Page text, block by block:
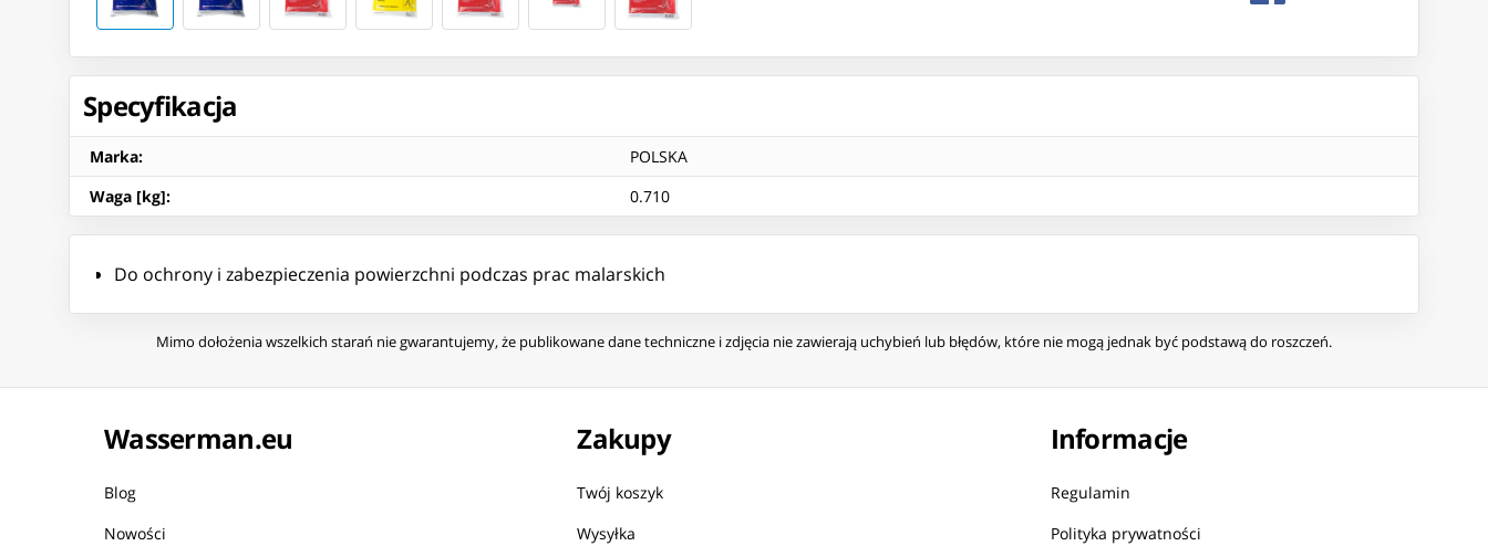
Specyfikacja
Marka:
POLSKA
Waga [kg]: 0.710
Do ochrony i zabezpieczenia powierzchni podczas prac malarskich
Mimo dołożenia wszelkich starań nie gwarantujemy, że publikowane dane techniczne i zdjęcia nie zawierają uchybień lub błędów, które nie mogą jednak być podstawą do roszczeń.
Wasserman.eu
Blog
Nowości
Zakupy
Twój koszyk
Wysyłka
Informacje
Regulamin
Polityka prywatności